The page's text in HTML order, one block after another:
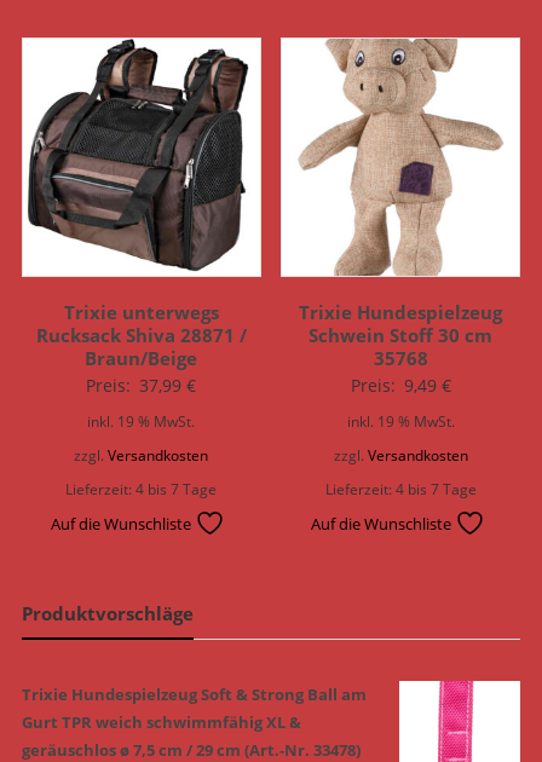
Trixie unterwegs
Rucksack Shiva 28871 /
Braun/Beige
Preis: 37,99€
inkl. 19 % MwSt.
zzgl.Versandkosten
Lieferzeit:4 bis 7 Tage
Auf die Wunschliste
Trixie Hundespielzeug
Schwein Stoff 30 cm
35768
Preis: 9,49 €
inkl. 19 % MwSt.
zzgl. Versandkosten
Lieferzeit:4 bis 7 Tage
Auf die Wunschliste
Produktvorschläge
Trixie Hundespielzeug Soft & Strong Ball am
Gurt TPR weich schwimmfähig XL &
geräuschlos ø 7,5 cm / 29 cm (Art.-Nr. 33478)